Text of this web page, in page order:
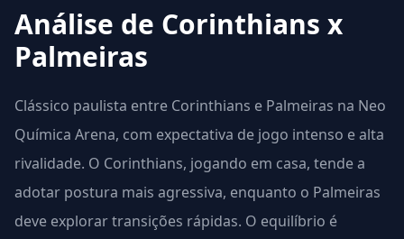
Análise de Corinthians x
Palmeiras
Clássico paulista entre Corinthians e Palmeiras na Neo
Química Arena, com expectativa de jogo intenso e alta
rivalidade. O Corinthians, jogando em casa, tende a
adotar postura mais agressiva, enquanto o Palmeiras
deve explorar transições rápidas. O equilíbrio é